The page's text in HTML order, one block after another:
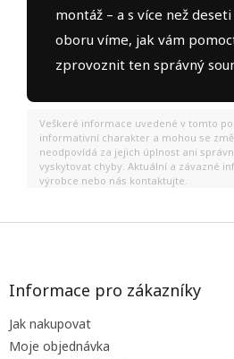
montáž – a s více než
oboru víme, jak vám
zprovoznit ten správný
Veškeré informace uvedené v tomto
informativní charakter a mohou se
neodpovídá za jejich úplnost ani
vyskytovat chyby. Aktuální a závazné
výrobce nebo nás kontaktujte.
Z
Informace pro zákazníky
Jak nakupovat
Moje objednávka